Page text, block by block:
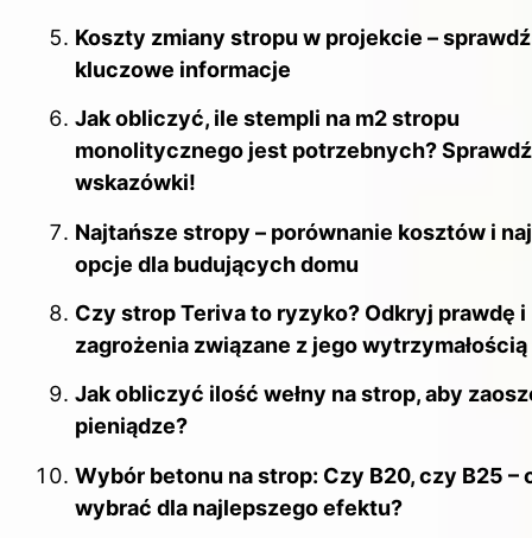
Koszty zmiany stropu w projekcie –
kluczowe informacje
Jak obliczyć, ile stempli na m2 stropu
monolitycznego jest potrzebnych?
wskazówki!
Najtańsze stropy – porównanie kosztów i
opcje dla budujących domu
Czy strop Teriva to ryzyko? Odkryj prawdę i
zagrożenia związane z jego wytrzymałością
Jak obliczyć ilość wełny na strop, aby
pieniądze?
Wybór betonu na strop: Czy B20, czy B25 –
wybrać dla najlepszego efektu?